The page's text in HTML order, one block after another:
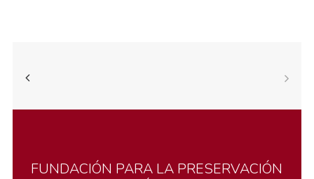
FUNDACIÓN PARA LA PRESERVACIÓN